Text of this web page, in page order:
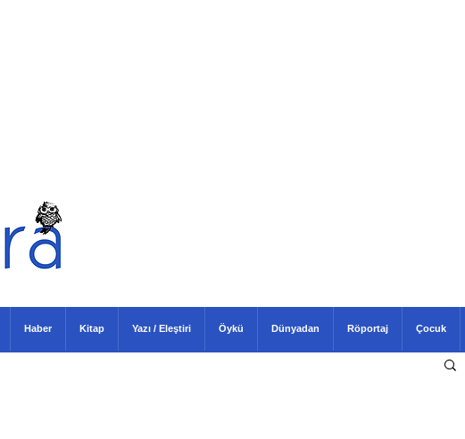
Haber Kitap Yazı / Eleştiri Öykü Dünyadan Röportaj Çocuk